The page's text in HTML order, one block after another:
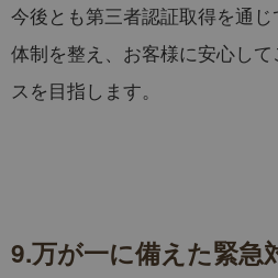
今後とも第三者認証取得を通
体制を整え、お客様に安心し
スを目指します。
9.万が一に備えた緊急